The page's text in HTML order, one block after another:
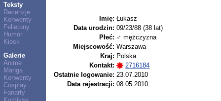
Teksty
Recenzje
Konwenty
Felietony
Humor
Kiosk
Galerie
Anime
Manga
Konwenty
Cosplay
Fanarty
Imię: Łukasz
Data urodzin: 09/23/88 (38 lat)
Płeć: ♂ mężczyzna
Miejscowość: Warszawa
Kraj: Polska
Kontakt:
2716184
Ostatnie logowanie: 23.07.2010
Data rejestracji: 08.05.2010